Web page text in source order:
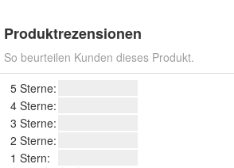
Produktrezensionen
So beurteilen Kunden dieses Produkt.
5 Sterne:
4 Sterne:
3 Sterne:
2 Sterne:
1 Stern: